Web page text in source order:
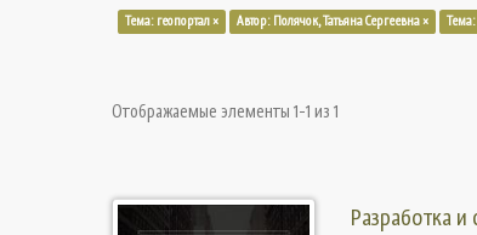
Тема: геопортал × Автор: Полячок, Татьяна Сергеевна ×
Отображаемые элементы 1-1 из 1
Разработка